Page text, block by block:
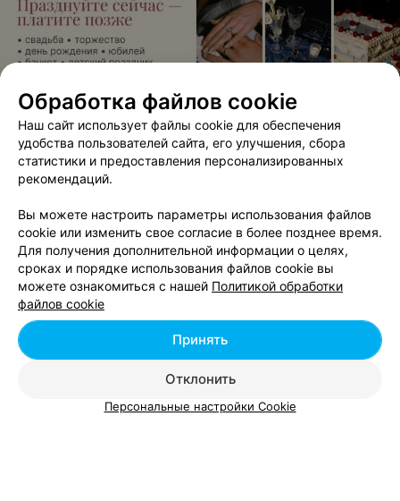
ЭФФЕКТИВНАЯ РЕКЛАМА НА САЙТЕ
Вам будет интересно
Запечатывание ногтей в Мозыре
Маникюр с гель-лаком в Мозыре
Комбинированный маникюр в Мозыре
Обработка файлов cookie
Наш сайт использует файлы cookie для обеспечения
удобства пользователей сайта, его улучшения, сбора
статистики и предоставления персонализированных
рекомендаций.
Вы можете настроить параметры использования файлов
cookie или изменить свое согласие в более позднее время.
Для получения дополнительной информации о целях,
сроках и порядке использования файлов cookie вы
можете ознакомиться с нашей Политикой обработки
файлов cookie
Отклонить
Принять
Персональные настройки Cookie